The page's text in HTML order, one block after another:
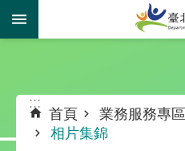
跳到主要內容區塊
:::
首頁 業務服務專區
相片集錦